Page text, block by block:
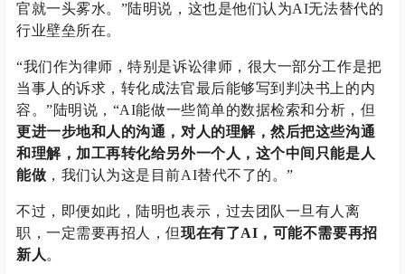
官就一头雾水。”陆明说，这也是他们认为AI无法替代的
行业壁垒所在。
“我们作为律师，特别是诉讼律师，很大一部分工作是把
当事人的诉求，转化成法官最后能够写到判决书上的内
容。”陆明说，“AI能做一些简单的数据检索和分析，但
更进一步地和人的沟通，对人的理解，然后把这些沟通
和理解，加工再转化给另外一个人，这个中间只能是人
能做 ，我们认为这是目前AI替代不了的。”
不过，即便如此，陆明也表示，过去团队一旦有人离
职，一定需要再招人，但现在有了AI，可能不需要再招
新人 。